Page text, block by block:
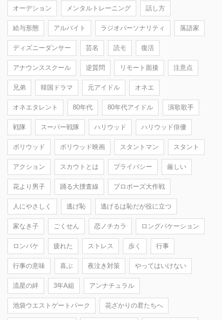
オーデション メンタルトレーニング 話し方
給与形態 アルバイト ラジオパーソナリティ 落語家
ディズニーダンサー 芸名 読モ 復活
アナウンススクール 逆質問 リモート面接 注意点
兄弟 韓国ドラマ 元アイドル オネエ
オネエタレント 80年代 80年代アイドル 演歌歌手
戦隊 スーパー戦隊 ハリウッド ハリウッド俳優
ボリウッド ボリウッド映画 スタントマン スタント
アクション スカウトとは プライバシー 厳しい
花より男子 踊る大捜査線 プロポーズ大作戦
人にやさしく 逃げ恥 逃げるは恥だが役に立つ
家なき子 ごくせん 恋ノチカラ ロングバケーション
ロンバケ 疲れた ストレス 歩く 行事
行事の意味 喜ぶ 夜泣き対策 やってはいけない
流星の絆 3年A組 アンナチュラル
池袋ウエストゲートパーク 花ざかりの君たちへ